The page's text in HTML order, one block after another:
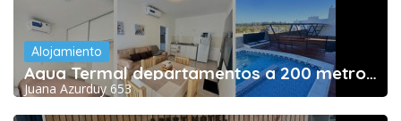
Alojamiento
Agua Termal departamentos a 200 metros de las
Juana Azurduy 653